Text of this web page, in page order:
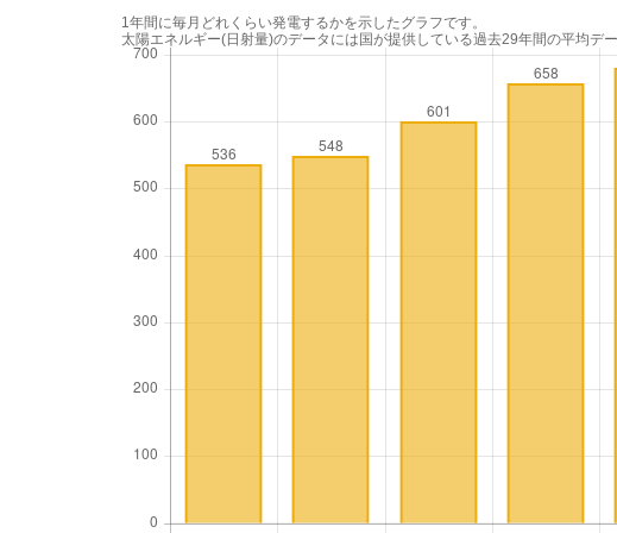
1年間に毎月どれくらい発電するかを示したグラフです。
太陽エネルギー(日射量)のデータには国が提供している過去29年間の平均デ